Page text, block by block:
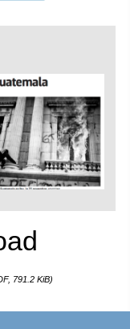
791.2 KiB)